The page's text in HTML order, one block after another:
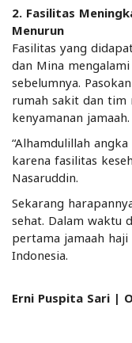
2. Fasilitas
Menurun
Fasilitas yang
dan Mina
sebelumnya.
rumah sakit dan tim
kenyamanan jamaah.
“Alhamdulillah
karena fasilitas
Nasaruddin.
Sekarang
sehat. Dalam waktu
pertama jamaah
Indonesia.
Erni Puspita Sari |